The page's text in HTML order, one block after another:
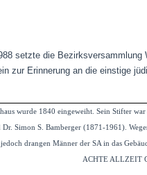
setzte die Bezirksversammlung
zur Erinnerung an die einstige
wurde 1840 eingeweiht. Sein Stifter
Simon S. Bamberger (1871-1961).
drangen Männer der SA in das
ACHTE ALLZEIT